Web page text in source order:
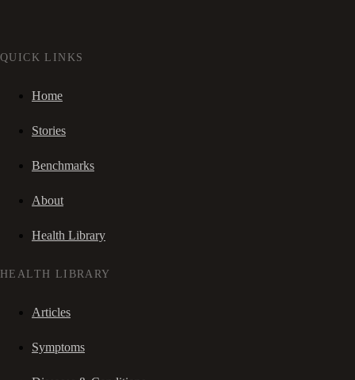
QUICK LINKS
Home
Stories
Benchmarks
About
Health Library
HEALTH LIBRARY
Articles
Symptoms